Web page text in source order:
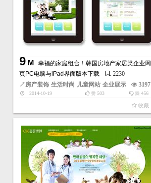
9M
幸福的家庭组合！韩国房地产家居类企业网
页PC电脑与iPad界面版本下载
: 2230
↗房产装饰 生活时尚 儿童网站 企业展示 3197
2014-10-19 踩 456
赞503
收藏